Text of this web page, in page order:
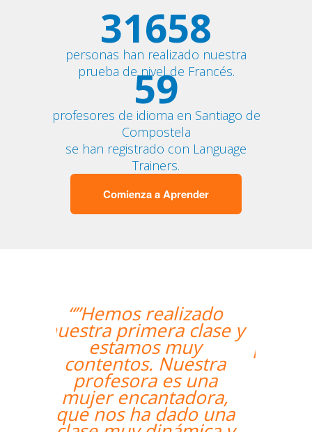
31658
personas han realizado nuestra
prueba de nivel de Francés.
59
profesores de idioma en Santiago de
Compostela
se han registrado con Language
Trainers.
Comienza a Aprender
“”Me han encontrado
un profesor nativo y
pude disfrutar de mis
clases de Swahili.””
Alexandra Keller
Curso de Swahili en Madrid